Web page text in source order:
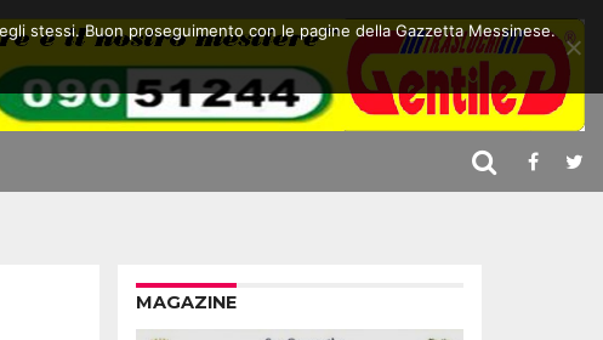
MAGAZINE
stessi. Buon proseguimento con le pagine della Gazzetta Messinese.